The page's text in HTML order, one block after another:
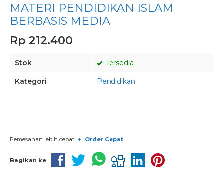
MATERI PENDIDIKAN ISLAM
BERBASIS MEDIA
Rp 212.400
Stok Tersedia
Kategori Pendidikan
Pemesanan lebih cepat! Order Cepat
Bagikan ke